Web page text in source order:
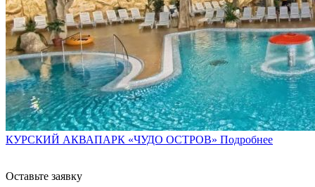
КУРСКИЙ АКВАПАРК «ЧУДО ОСТРОВ» Подробнее
Оставьте заявку